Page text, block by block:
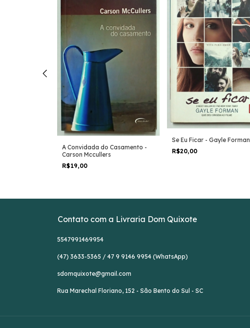
A Convidada do Casamento -
Carson Mccullers
R$19,00
Se Eu Ficar - Gayle Forman
R$20,00
Contato com a Livraria Dom Quixote
5547991469954
(47) 3633-5365 / 47 9 9146 9954 (WhatsApp)
sdomquixote@gmail.com
Rua Marechal Floriano, 152 - São Bento do Sul - SC